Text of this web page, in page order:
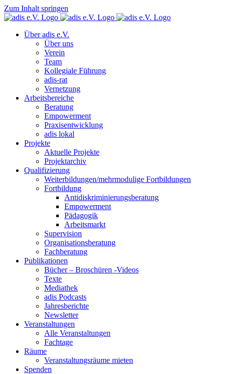
Zum Inhalt springen
Über adis e.V.
Über uns
Verein
Team
Kollegiale Führung
adis-rat
Vernetzung
Arbeitsbereiche
Beratung
Empowerment
Praxisentwicklung
adis lokal
Projekte
Aktuelle Projekte
Projektarchiv
Qualifizierung
Weiterbildungen/mehrmodulige Fortbildungen
Fortbildung
Antidiskriminierungsberatung
Empowerment
Pädagogik
Arbeitsmarkt
Supervision
Organisationsberatung
Fachberatung
Publikationen
Bücher – Broschüren -Videos
Texte
Mediathek
adis Podcasts
Jahresberichte
Newsletter
Veranstaltungen
Alle Veranstaltungen
Fachtage
Räume
Veranstaltungsräume mieten
Spenden